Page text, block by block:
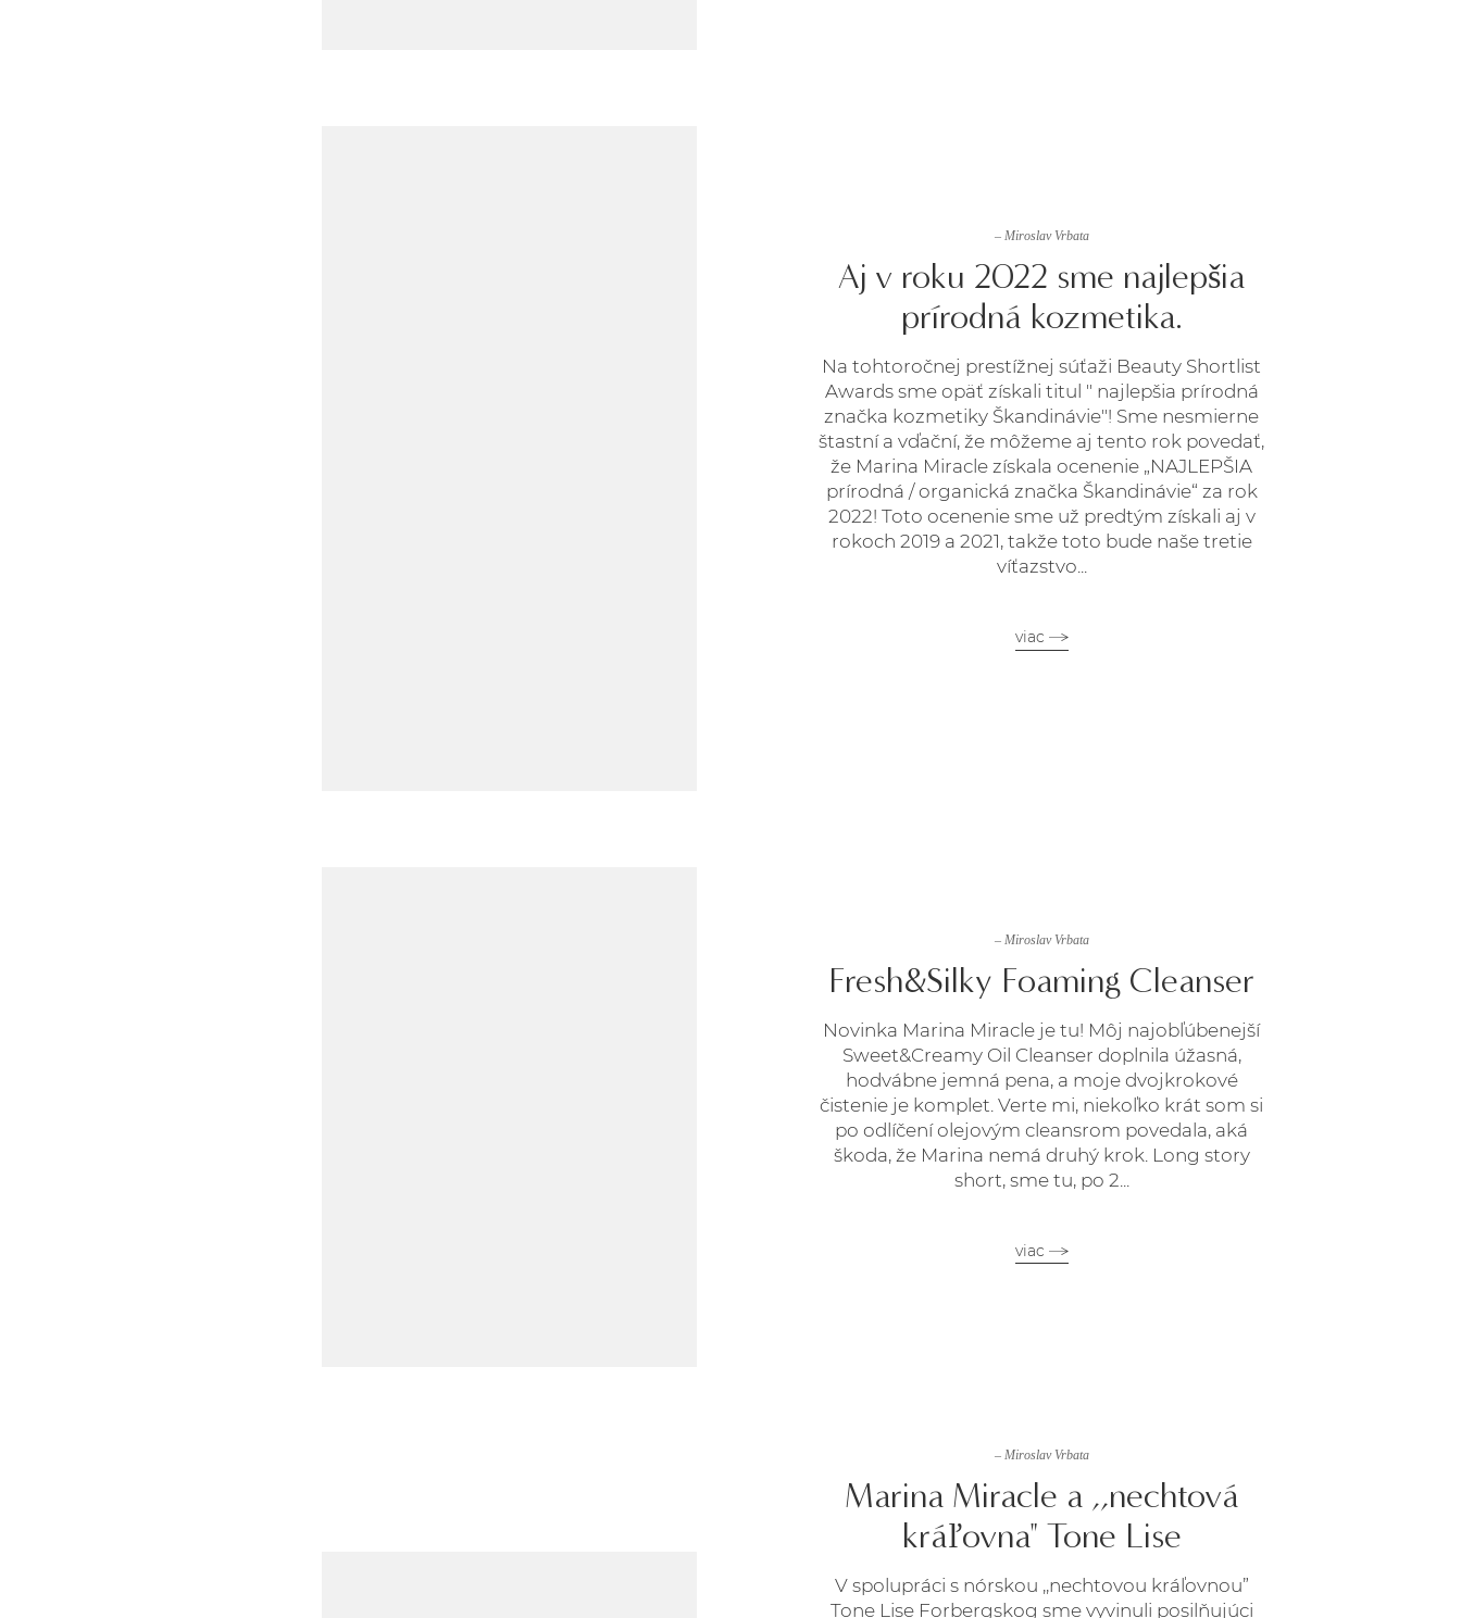
– Miroslav Vrbata
Aj v roku 2022 sme najlepšia
prírodná kozmetika.
Na tohtoročnej prestížnej súťaži Beauty Shortlist
Awards sme opäť získali titul " najlepšia prírodná
značka kozmetiky Škandinávie"! Sme nesmierne
štastní a vďační, že môžeme aj tento rok povedať,
že Marina Miracle získala ocenenie „NAJLEPŠIA
prírodná / organická značka Škandinávie“ za rok
2022! Toto ocenenie sme už predtým získali aj v
rokoch 2019 a 2021, takže toto bude naše tretie
víťazstvo...
viac
– Miroslav Vrbata
Fresh&Silky Foaming Cleanser
Novinka Marina Miracle je tu! Môj najobľúbenejší
Sweet&Creamy Oil Cleanser doplnila úžasná,
hodvábne jemná pena, a moje dvojkrokové
čistenie je komplet. Verte mi, niekoľko krát som si
po odlíčení olejovým cleansrom povedala, aká
škoda, že Marina nemá druhý krok. Long story
short, sme tu, po 2...
viac
– Miroslav Vrbata
Marina Miracle a ,,nechtová
kráľovna" Tone Lise
V spolupráci s nórskou ,,nechtovou kráľovnou”
Tone Lise Forbergskog sme vyvinuli posilňujúci